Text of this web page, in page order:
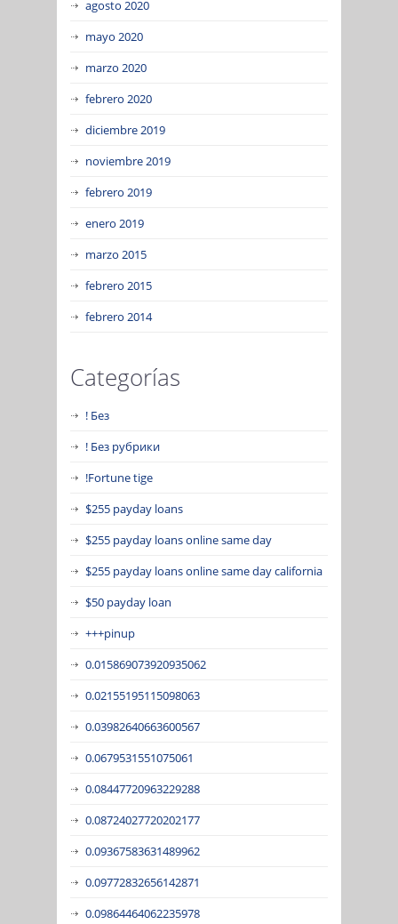
agosto 2020
mayo 2020
marzo 2020
febrero 2020
diciembre 2019
noviembre 2019
febrero 2019
enero 2019
marzo 2015
febrero 2015
febrero 2014
Categorías
! Без
! Без рубрики
!Fortune tige
$255 payday loans
$255 payday loans online same day
$255 payday loans online same day california
$50 payday loan
+++pinup
0.015869073920935062
0.02155195115098063
0.03982640663600567
0.0679531551075061
0.08447720963229288
0.08724027720202177
0.09367583631489962
0.09772832656142871
0.09864464062235978